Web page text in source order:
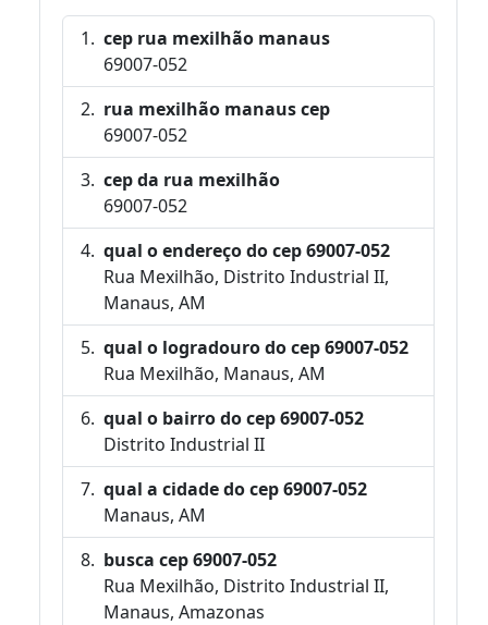
cep rua mexilhão manaus
69007-052
rua mexilhão manaus cep
69007-052
cep da rua mexilhão
69007-052
qual o endereço do cep 69007-052
Rua Mexilhão, Distrito Industrial II,
Manaus, AM
qual o logradouro do cep 69007-052
Rua Mexilhão, Manaus, AM
qual o bairro do cep 69007-052
Distrito Industrial II
qual a cidade do cep 69007-052
Manaus, AM
busca cep 69007-052
Rua Mexilhão, Distrito Industrial II,
Manaus, Amazonas